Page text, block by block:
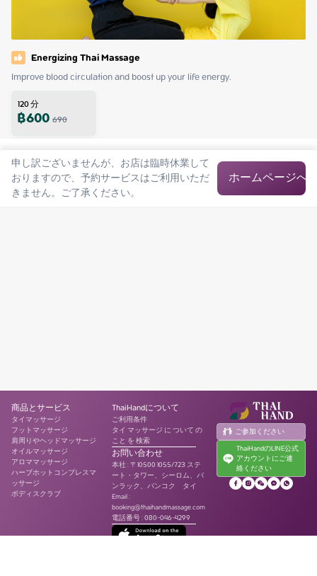
Energizing Thai Massage
Improve blood circulation and boost up your life energy.
120分
฿600690
申し訳ございませんが、お店は臨時休業して
おりますので、予約サービスはご利用いただ
きません。ご了承ください。
ホームページへ
商品とサービス
タイマッサージ
フットマッサージ
肩周りやヘッドマッサージ
オイルマッサージ
アロママッサージ
ハーブホットコンプレスマ
ッサージ
ボディスクラブ
ThaiHandについて
ご利用条件
タイ マッサージ に ついて の
こと を 検索
お問い合わせ
本社:〒10500 1055/723 ステ
ート・タワー、シーロム、バ
ンラック、バンコク タイ
Email :
booking@thaihandmassage.com
電話番号:080-046-4299
ご参加ください
ThaiHandのLINE公式
アカウントにご連
絡ください